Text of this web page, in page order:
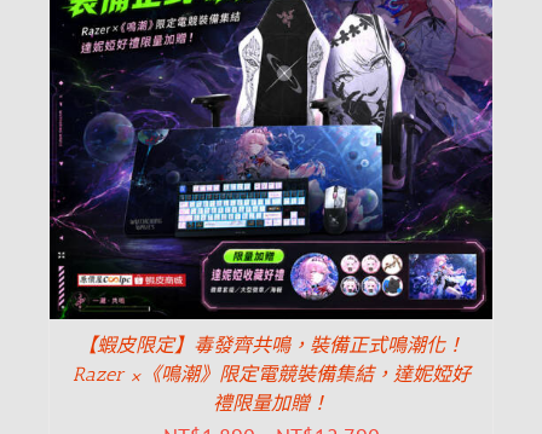
【蝦皮限定】毒發齊共鳴，裝備正式鳴潮化！
Razer ×《鳴潮》限定電競裝備集結，達妮婭好
禮限量加贈！